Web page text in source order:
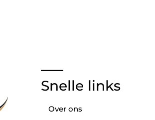
Snelle links
Over ons